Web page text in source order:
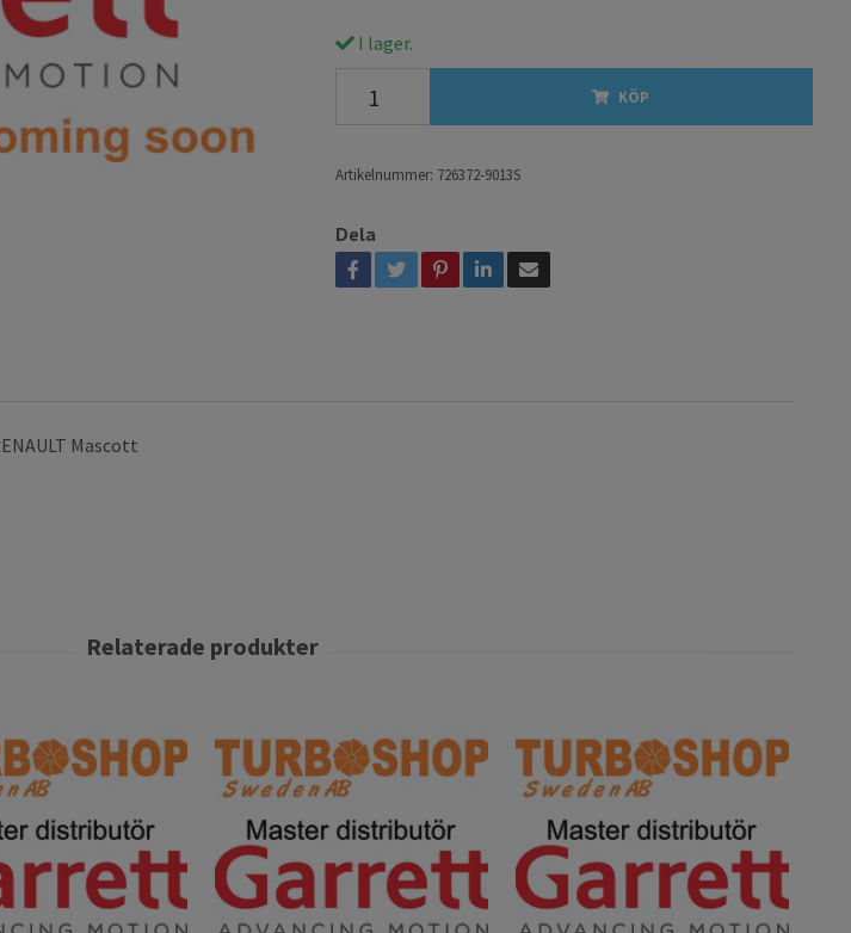
I lager.
KÖP
Artikelnummer: 726372-9013S
Dela
Mascott